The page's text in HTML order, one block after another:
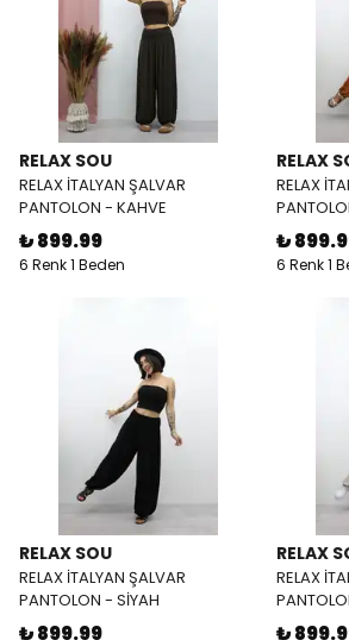
RELAX SOU
RELAX İTALYAN ŞALVAR
PANTOLON - KAHVE
₺ 899.99
6 Renk 1 Beden
RELAX
RELAX
₺
6 Renk 1
RELAX SOU
RELAX İTALYAN ŞALVAR
PANTOLON - SİYAH
₺ 899.99
RELAX
RELAX
₺